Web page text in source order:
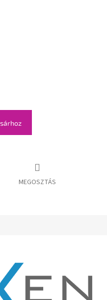
MEGOSZTÁS